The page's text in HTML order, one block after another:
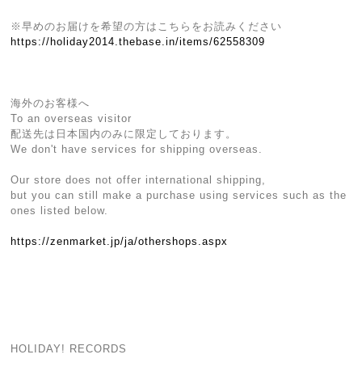
※早めのお届けを希望の方はこちらをお読みください
https://holiday2014.thebase.in/items/62558309
海外のお客様へ
To an overseas visitor
配送先は日本国内のみに限定しております。
We don't have services for shipping overseas.
Our store does not offer international shipping,
but you can still make a purchase using services such as the
ones listed below.
https://zenmarket.jp/ja/othershops.aspx
HOLIDAY! RECORDS